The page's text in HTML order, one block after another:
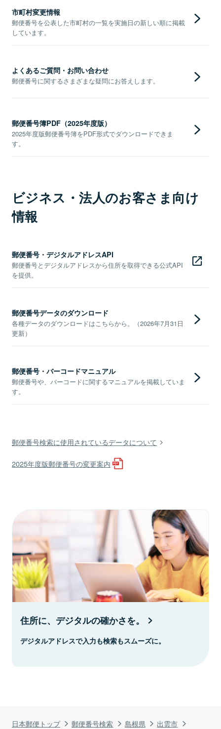
日本郵便トップ 郵便番号検索 島根県
出雲市
市町村変更情報
郵便番号を公表した市町村の一覧を実施日の新しい順に掲載
しています。
よくあるご質問・お問い合わせ
郵便番号に関するさまざまな疑問にお答えします。
郵便番号簿PDF（2025年度版）
2025年度版郵便番号簿をPDF形式でダウンロードできま
す。
ビジネス・法人のお客さま向け
情報
郵便番号・デジタルアドレスAPI
郵便番号とデジタルアドレスから住所を取得できる公式API
を提供。
郵便番号データのダウンロード
各種データのダウンロードはこちらから。（2026年7月31日
更新）
郵便番号・バーコードマニュアル
郵便番号や、バーコードに関するマニュアルを掲載していま
す。
郵便番号検索に使用されているデータについて
2025年度版郵便番号の変更案内
住所に、デジタルの確かさを。
デジタルアドレスで入力も検索もスムーズに。